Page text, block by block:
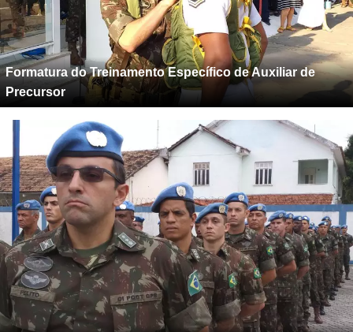
Formatura do Treinamento Específico de Auxiliar de
Precursor